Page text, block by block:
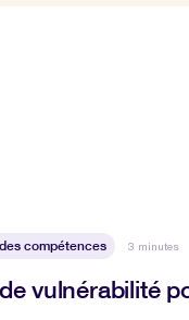
compétences 3 minutes
vulnérabilité